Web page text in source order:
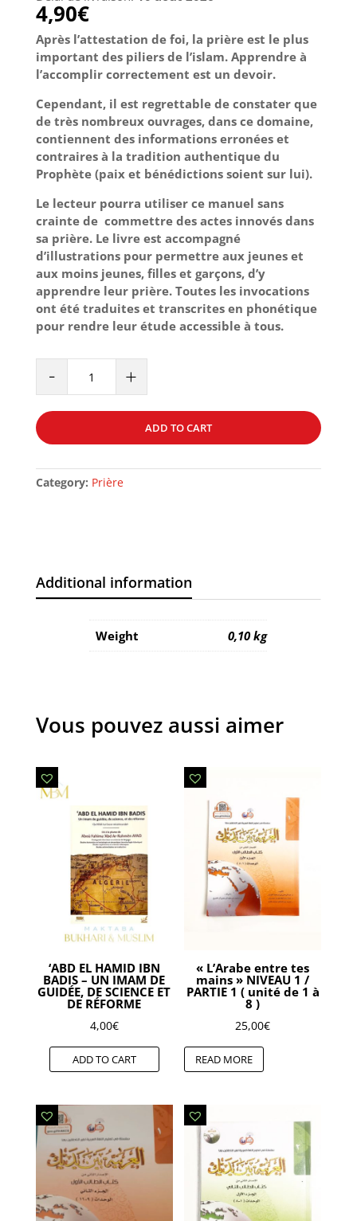
4,90€
Après l’attestation de foi, la prière est le plus
important des piliers de l’islam. Apprendre à
l’accomplir correctement est un devoir.
Cependant, il est regrettable de constater que
de très nombreux ouvrages, dans ce domaine,
contiennent des informations erronées et
contraires à la tradition authentique du
Prophète (paix et bénédictions soient sur lui).
Le lecteur pourra utiliser ce manuel sans
crainte de commettre des actes innovés dans
sa prière. Le livre est accompagné
d’illustrations pour permettre aux jeunes et
aux moins jeunes, filles et garçons, d’y
apprendre leur prière. Toutes les invocations
ont été traduites et transcrites en phonétique
pour rendre leur étude accessible à tous.
-
COMME
LE
-
VERSION
+
ADD TO CART
Category: Prière
Additional information
Weight 0,10 kg
Vous pouvez aussi aimer
‘ABD EL HAMID IBN
BADIS – UN IMAM DE
GUIDÉE, DE SCIENCE ET
DE RÉFORME
4,00€
ADD TO CART
« L’Arabe entre tes
mains » NIVEAU 1 /
PARTIE 1 ( unité de 1 à
8 )
25,00€
READ MORE